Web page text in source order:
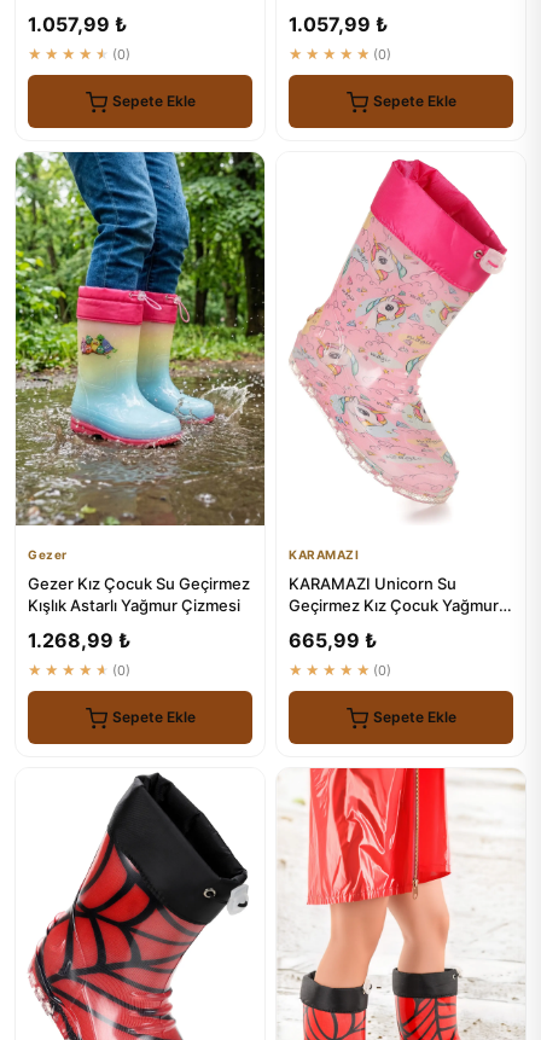
1.057,99 ₺
★★★★★ (0)
Sepete Ekle
1.057,99 ₺
★★★★★ (0)
Sepete Ekle
Gezer
Gezer Kız Çocuk Su Geçirmez
Kışlık Astarlı Yağmur Çizmesi
1.268,99 ₺
★★★★★ (0)
Sepete Ekle
KARAMAZI
KARAMAZI Unicorn Su
Geçirmez Kız Çocuk Yağmur
665,99 ₺
★★★★★ (0)
Sepete Ekle